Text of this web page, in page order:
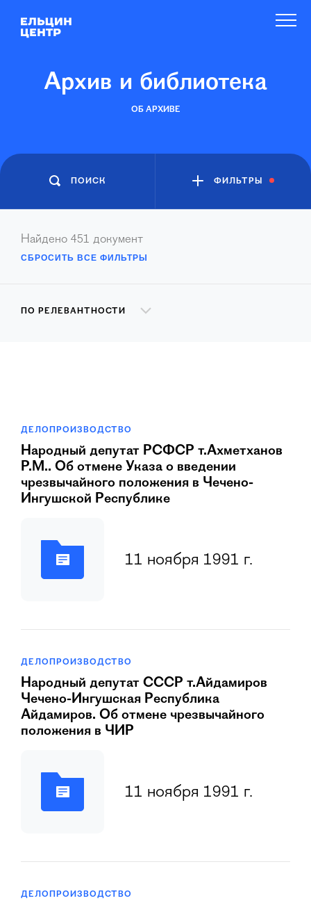
Архив и библиотека
ОБ АРХИВЕ
ПОИСК ФИЛЬТРЫ
Найдено 451 документ
СБРОСИТЬ ВСЕ ФИЛЬТРЫ
ПО РЕЛЕВАНТНОСТИ
ДЕЛОПРОИЗВОДСТВО
Hаpодный депутат РСФСР т.Ахметханов
Р.М.. Об отмене Указа о введении
чрезвычайного положения в Чечено-
Ингушской Республике
11 ноября 1991 г.
ДЕЛОПРОИЗВОДСТВО
Hаpодный депутат СССР т.Айдамиpов
Чечено-Ингушская Республика
Айдамиpов. Об отмене чрезвычайного
положения в ЧИР
11 ноября 1991 г.
ДЕЛОПРОИЗВОДСТВО